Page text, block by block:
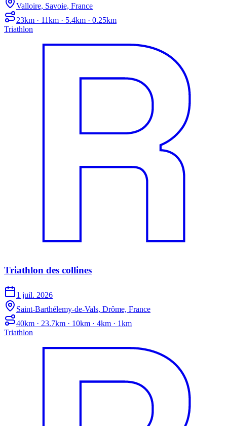
Valloire, Savoie, France
23km · 11km · 5.4km · 0.25km
Triathlon
Triathlon des collines
1 juil. 2026
Saint-Barthélemy-de-Vals, Drôme, France
40km · 23.7km · 10km · 4km · 1km
Triathlon